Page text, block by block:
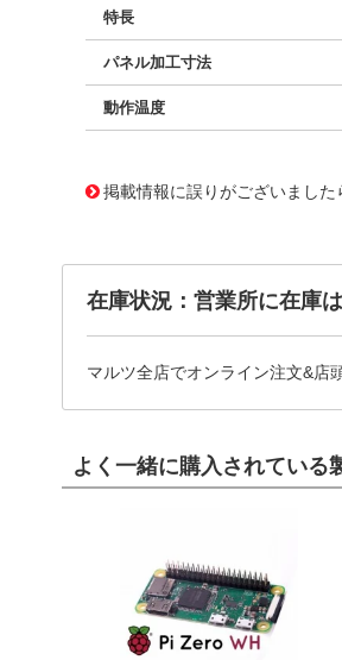
特長
パネル加工寸法
動作温度
掲載情報に誤りがございました
在庫状況：営業所に在庫
マルツ全店でオンライン注文&店
よく一緒に購入されている